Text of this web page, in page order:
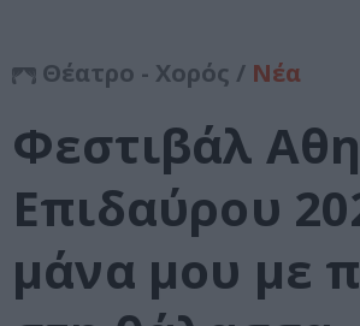
Θέατρο - Χορός / Νέα
Φεστιβάλ
Επιδαύρου
μάνα μου με